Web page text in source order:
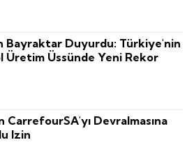
Bayraktar Duyurdu: Türkiye'nin
Üretim Üssünde Yeni Rekor
CarrefourSA'yı Devralmasına
Izin